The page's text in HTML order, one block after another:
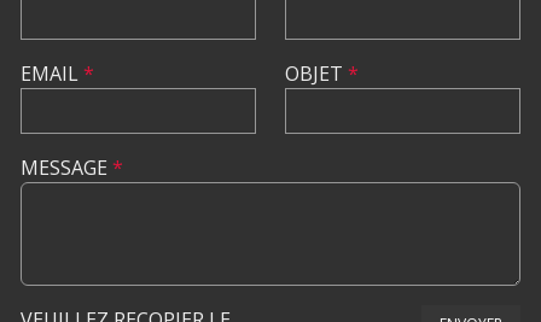
EMAIL* OBJET *
MESSAGE *